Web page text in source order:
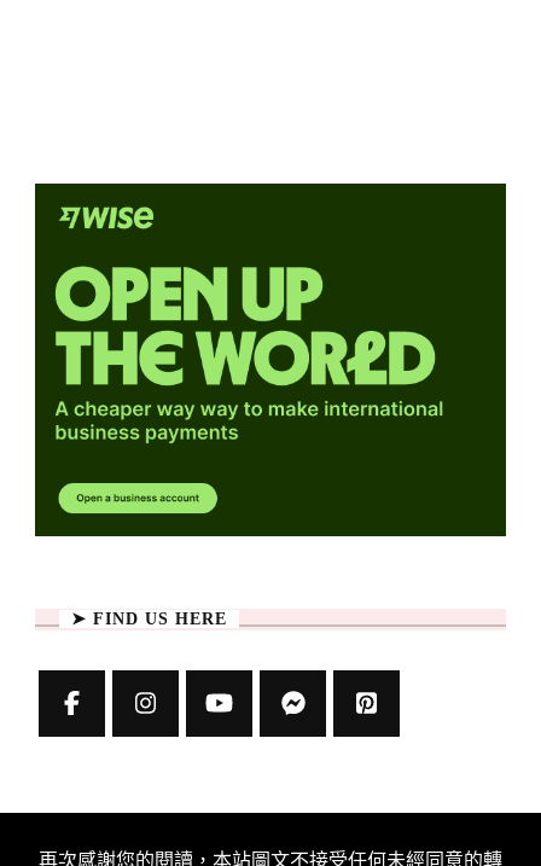
➤ FIND US HERE
再次感謝您的閱讀，本站圖文不接受任何未經同意的轉